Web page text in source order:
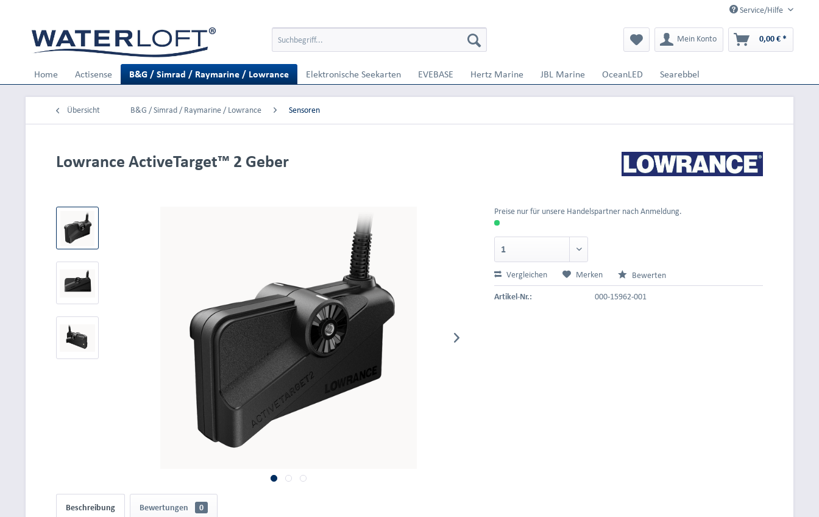
Service/Hilfe
Mein Konto 0,00 € *
Home Actisense B&G / Simrad / Raymarine / Lowrance Elektronische Seekarten EVEBASE Hertz Marine JBL Marine OceanLED Searebbel
Übersicht B&G / Simrad / Raymarine / Lowrance Sensoren
Lowrance ActiveTarget™ 2 Geber
Preise nur für unsere Handelspartner nach Anmeldung.
Vergleichen Merken Bewerten
Artikel-Nr.: 000-15962-001
Beschreibung Bewertungen 0